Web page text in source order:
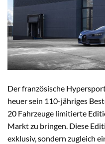
Der französische
heuer sein 110-jähriges
20 Fahrzeuge limitierte
Markt zu bringen. Diese
exklusiv, sondern zugleich